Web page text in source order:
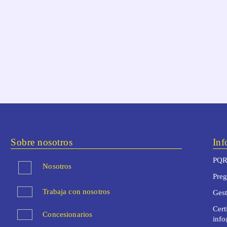
Sobre nosotros
Nosotros
Trabaja con nosotros
Concesionarios